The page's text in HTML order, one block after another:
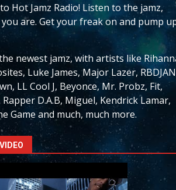
Hot Jamz Radio! Listen to the jamz,
are. Get your freak on and pump
newest jamz, with artists like
Luke James, Major Lazer,
LL Cool J, Beyonce, Mr. Probz, Fit,
D.A.B, Miguel, Kendrick Lamar,
Game and much, much more.